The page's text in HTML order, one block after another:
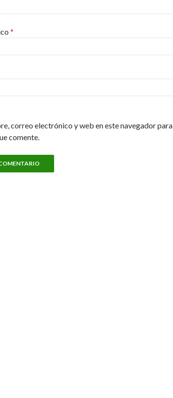
*
correo electrónico y web en este navegador para
comente.